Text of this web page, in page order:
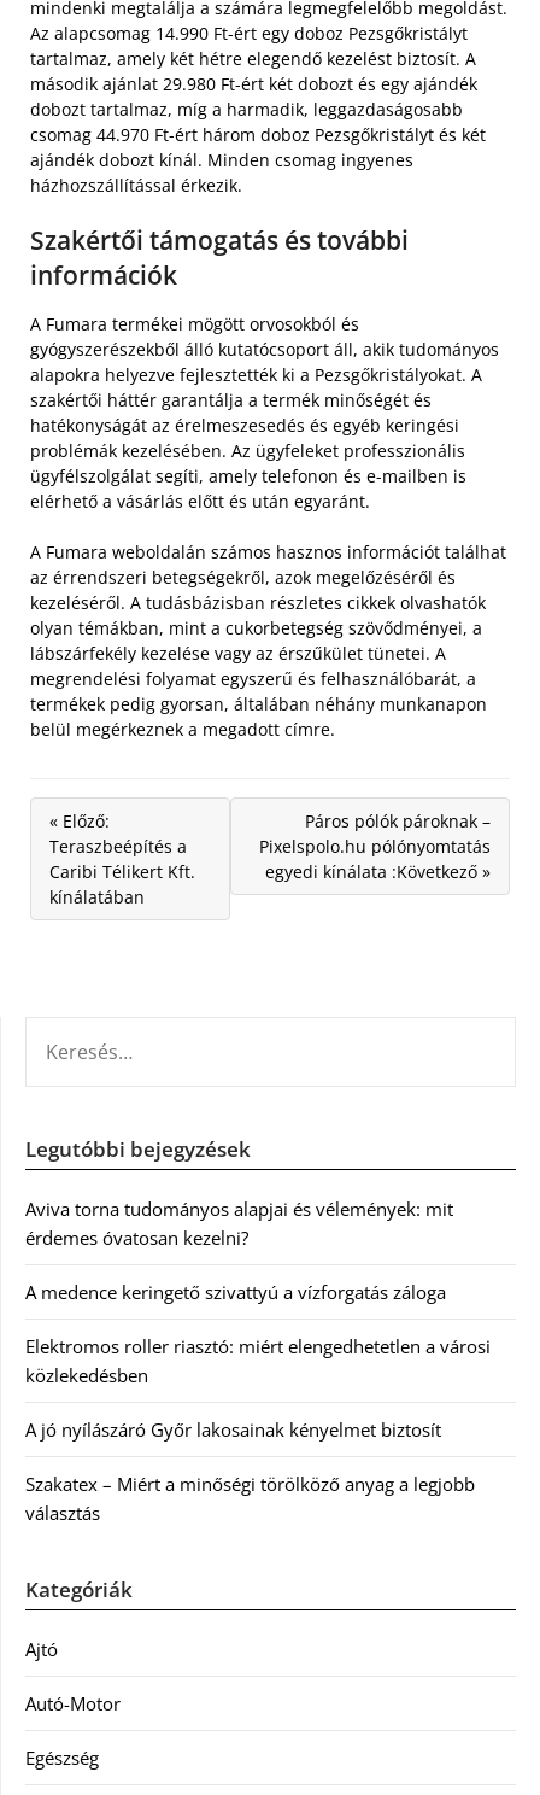
mindenki megtalálja a számára legmegfelelőbb megoldást.
Az alapcsomag 14.990 Ft-ért egy doboz Pezsgőkristályt
tartalmaz, amely két hétre elegendő kezelést biztosít. A
második ajánlat 29.980 Ft-ért két dobozt és egy ajándék
dobozt tartalmaz, míg a harmadik, leggazdaságosabb
csomag 44.970 Ft-ért három doboz Pezsgőkristályt és két
ajándék dobozt kínál. Minden csomag ingyenes
házhozszállítással érkezik.
Szakértői támogatás és további
információk
A Fumara termékei mögött orvosokból és
gyógyszerészekből álló kutatócsoport áll, akik tudományos
alapokra helyezve fejlesztették ki a Pezsgőkristályokat. A
szakértői háttér garantálja a termék minőségét és
hatékonyságát az érelmeszesedés és egyéb keringési
problémák kezelésében. Az ügyfeleket professzionális
ügyfélszolgálat segíti, amely telefonon és e-mailben is
elérhető a vásárlás előtt és után egyaránt.
A Fumara weboldalán számos hasznos információt találhat
az érrendszeri betegségekről, azok megelőzéséről és
kezeléséről. A tudásbázisban részletes cikkek olvashatók
olyan témákban, mint a cukorbetegség szövődményei, a
lábszárfekély kezelése vagy az érszűkület tünetei. A
megrendelési folyamat egyszerű és felhasználóbarát, a
termékek pedig gyorsan, általában néhány munkanapon
belül megérkeznek a megadott címre.
« Előző:
Teraszbeépítés a
Caribi Télikert Kft.
kínálatában
Páros pólók pároknak –
Pixelspolo.hu pólónyomtatás
egyedi kínálata :Következő »
Legutóbbi bejegyzések
Aviva torna tudományos alapjai és vélemények: mit
érdemes óvatosan kezelni?
A medence keringető szivattyú a vízforgatás záloga
Elektromos roller riasztó: miért elengedhetetlen a városi
közlekedésben
A jó nyílászáró Győr lakosainak kényelmet biztosít
Szakatex – Miért a minőségi törölköző anyag a legjobb
választás
Kategóriák
Ajtó
Autó-Motor
Egészség